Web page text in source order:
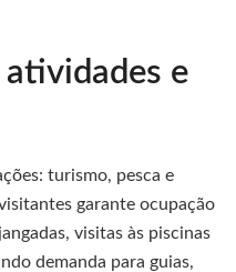
e
turismo, pesca e
garante ocupação
visitas às piscinas
demanda para guias,